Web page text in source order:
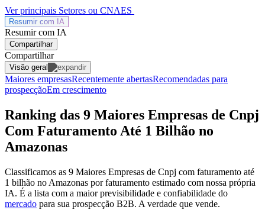
Ver principais Setores ou CNAES
Resumir com IA
Resumir com IA
Compartilhar
Compartilhar
Visão geral
Maiores empresasRecentemente abertasRecomendadas para
prospecçãoEm crescimento
Ranking das 9 Maiores Empresas de Cnpj
Com Faturamento Até 1 Bilhão no
Amazonas
Classificamos as 9 Maiores Empresas de Cnpj com faturamento até
1 bilhão no Amazonas por faturamento estimado com nossa própria
IA. É a lista com a maior previsibilidade e confiabilidade do
mercado para sua prospecção B2B. A verdade que vende.